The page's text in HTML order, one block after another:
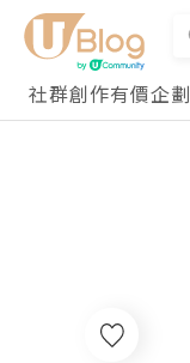
社群創作有價企劃